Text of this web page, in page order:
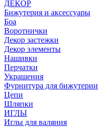
ДЕКОР
Бижутерия и аксессуары
Боа
Воротнички
Декор застежки
Декор элементы
Нашивки
Перчатки
Украшения
Фурнитура для бижутерии
Цепи
Шляпки
ИГЛЫ
Иглы для валяния